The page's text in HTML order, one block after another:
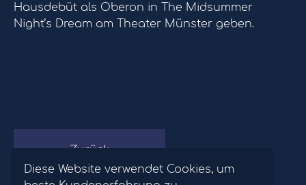
Diese Website verwendet Cookies, um
Hausdebüt als Oberon in The Midsummer
Night’s Dream am Theater Münster geben.
Zurück